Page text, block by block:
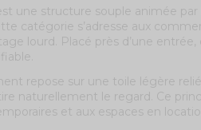
une structure souple animée par
catégorie s’adresse aux
lourd. Placé près d’une
repose sur une toile légère
naturellement le regard. Ce
et aux espaces en